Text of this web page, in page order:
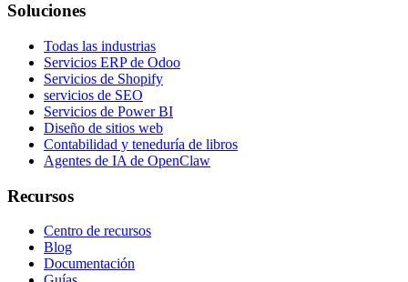
Soluciones
Todas las industrias
Servicios ERP de Odoo
Servicios de Shopify
servicios de SEO
Servicios de Power BI
Diseño de sitios web
Contabilidad y teneduría de libros
Agentes de IA de OpenClaw
Recursos
Centro de recursos
Blog
Documentación